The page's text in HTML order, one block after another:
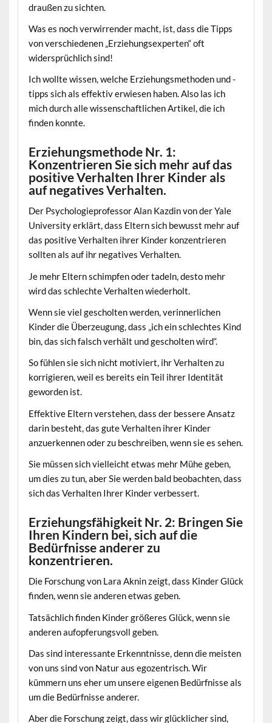
draußen zu sichten.
Was es noch verwirrender macht, ist, dass die Tipps
von verschiedenen „Erziehungsexperten“ oft
widersprüchlich sind!
Ich wollte wissen, welche Erziehungsmethoden und -
tipps sich als effektiv erwiesen haben. Also las ich
mich durch alle wissenschaftlichen Artikel, die ich
finden konnte.
Erziehungsmethode Nr. 1:
Konzentrieren Sie sich mehr auf das
positive Verhalten Ihrer Kinder als
auf negatives Verhalten.
Der Psychologieprofessor Alan Kazdin von der Yale
University erklärt, dass Eltern sich bewusst mehr auf
das positive Verhalten ihrer Kinder konzentrieren
sollten als auf ihr negatives Verhalten.
Je mehr Eltern schimpfen oder tadeln, desto mehr
wird das schlechte Verhalten wiederholt.
Wenn sie viel gescholten werden, verinnerlichen
Kinder die Überzeugung, dass „ich ein schlechtes Kind
bin, das sich falsch verhält und gescholten wird“.
So fühlen sie sich nicht motiviert, ihr Verhalten zu
korrigieren, weil es bereits ein Teil ihrer Identität
geworden ist.
Effektive Eltern verstehen, dass der bessere Ansatz
darin besteht, das gute Verhalten ihrer Kinder
anzuerkennen oder zu beschreiben, wenn sie es sehen.
Sie müssen sich vielleicht etwas mehr Mühe geben,
um dies zu tun, aber Sie werden bald beobachten, dass
sich das Verhalten Ihrer Kinder verbessert.
Erziehungsfähigkeit Nr. 2: Bringen Sie
Ihren Kindern bei, sich auf die
Bedürfnisse anderer zu
konzentrieren.
Die Forschung von Lara Aknin zeigt, dass Kinder Glück
finden, wenn sie anderen etwas geben.
Tatsächlich finden Kinder größeres Glück, wenn sie
anderen aufopferungsvoll geben.
Das sind interessante Erkenntnisse, denn die meisten
von uns sind von Natur aus egozentrisch. Wir
kümmern uns eher um unsere eigenen Bedürfnisse als
um die Bedürfnisse anderer.
Aber die Forschung zeigt, dass wir glücklicher sind,